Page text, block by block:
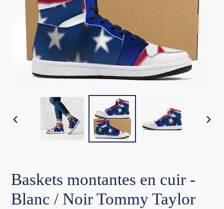
DIAPOSITIVE
Baskets montantes en cuir -
Blanc / Noir Tommy Taylor